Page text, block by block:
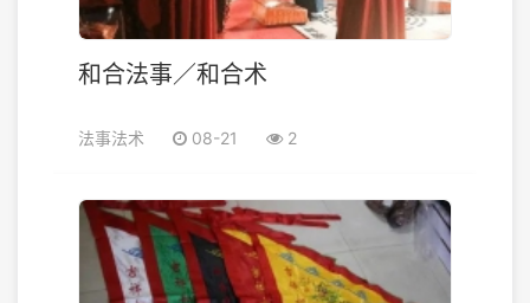
和合法事／和合术
法事法术 08-21 2